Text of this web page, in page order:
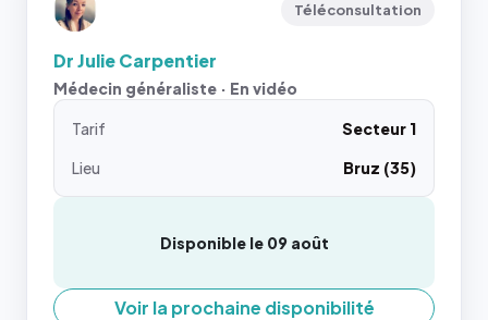
Téléconsultation
Dr Julie Carpentier
Médecin généraliste · En vidéo
Tarif
Secteur 1
Lieu
Bruz (35)
Disponible le 09 août
Voir la prochaine disponibilité